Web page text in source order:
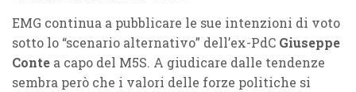
EMG continua a pubblicare le sue intenzioni di voto
sotto lo “scenario alternativo” dell’ex-PdC Giuseppe
Conte a capo del M5S. A giudicare dalle tendenze
sembra però che i valori delle forze politiche si